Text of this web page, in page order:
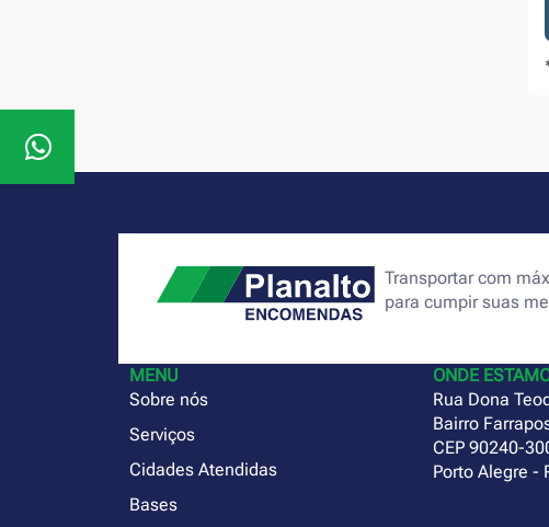
Transportar com
para cumpir suas
MENU
Sobre nós
Serviços
Cidades Atendidas
Bases
ONDE
Rua Dona
Bairro
CEP 90240-
Porto Alegre -